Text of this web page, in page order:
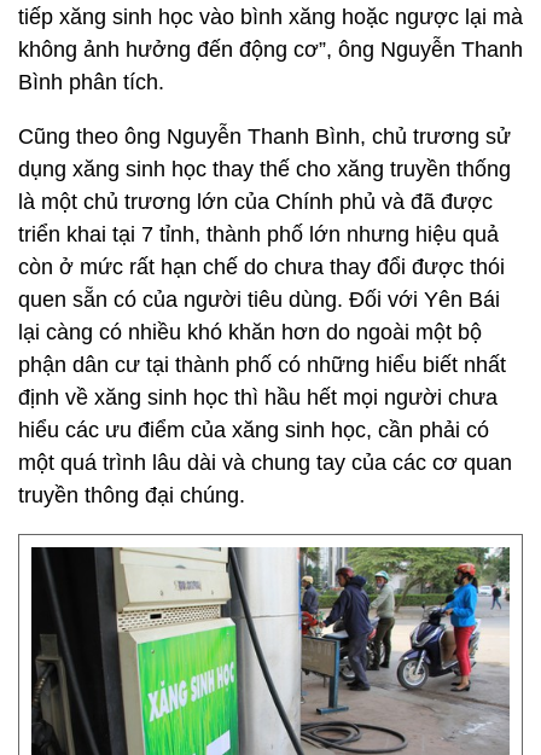
tiếp xăng sinh học vào bình xăng hoặc ngược lại mà
không ảnh hưởng đến động cơ”, ông Nguyễn Thanh
Bình phân tích.
Cũng theo ông Nguyễn Thanh Bình, chủ trương sử
dụng xăng sinh học thay thế cho xăng truyền thống
là một chủ trương lớn của Chính phủ và đã được
triển khai tại 7 tỉnh, thành phố lớn nhưng hiệu quả
còn ở mức rất hạn chế do chưa thay đổi được thói
quen sẵn có của người tiêu dùng. Đối với Yên Bái
lại càng có nhiều khó khăn hơn do ngoài một bộ
phận dân cư tại thành phố có những hiểu biết nhất
định về xăng sinh học thì hầu hết mọi người chưa
hiểu các ưu điểm của xăng sinh học, cần phải có
một quá trình lâu dài và chung tay của các cơ quan
truyền thông đại chúng.